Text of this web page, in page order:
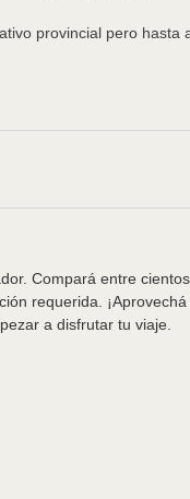
provincial pero hasta
Compará entre
requerida.
a disfrutar tu viaje.